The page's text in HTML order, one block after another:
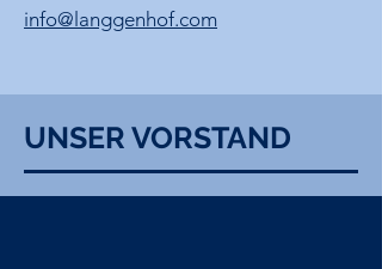
info@langgenhof.com
UNSER VORSTAND